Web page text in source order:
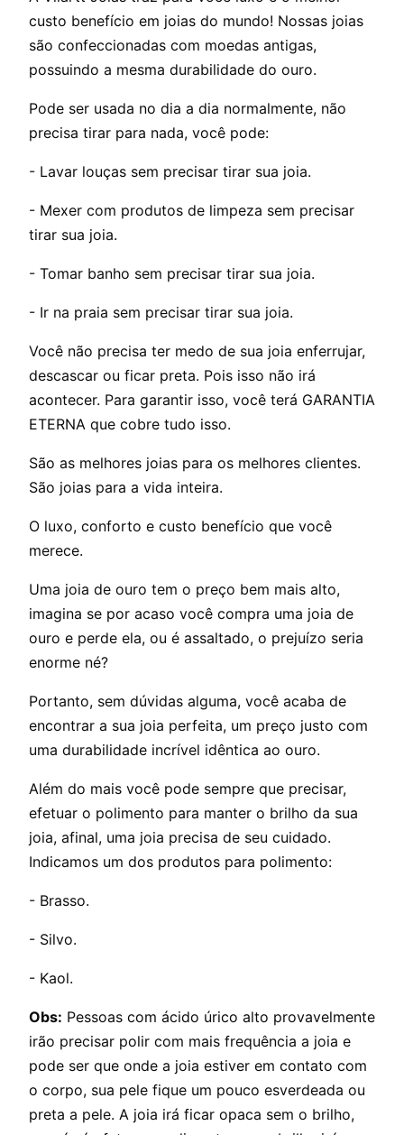
custo benefício em joias do mundo! Nossas joias
são confeccionadas com moedas antigas,
possuindo a mesma durabilidade do ouro.
Pode ser usada no dia a dia normalmente, não
precisa tirar para nada, você pode:
- Lavar louças sem precisar tirar sua joia.
- Mexer com produtos de limpeza sem precisar
tirar sua joia.
- Tomar banho sem precisar tirar sua joia.
- Ir na praia sem precisar tirar sua joia.
Você não precisa ter medo de sua joia enferrujar,
descascar ou ficar preta. Pois isso não irá
acontecer. Para garantir isso, você terá GARANTIA
ETERNA que cobre tudo isso.
São as melhores joias para os melhores clientes.
São joias para a vida inteira.
O luxo, conforto e custo benefício que você
merece.
Uma joia de ouro tem o preço bem mais alto,
imagina se por acaso você compra uma joia de
ouro e perde ela, ou é assaltado, o prejuízo seria
enorme né?
Portanto, sem dúvidas alguma, você acaba de
encontrar a sua joia perfeita, um preço justo com
uma durabilidade incrível idêntica ao ouro.
Além do mais você pode sempre que precisar,
efetuar o polimento para manter o brilho da sua
joia, afinal, uma joia precisa de seu cuidado.
Indicamos um dos produtos para polimento:
- Brasso.
- Silvo.
- Kaol.
Obs: Pessoas com ácido úrico alto provavelmente
irão precisar polir com mais frequência a joia e
pode ser que onde a joia estiver em contato com
o corpo, sua pele fique um pouco esverdeada ou
preta a pele. A joia irá ficar opaca sem o brilho,